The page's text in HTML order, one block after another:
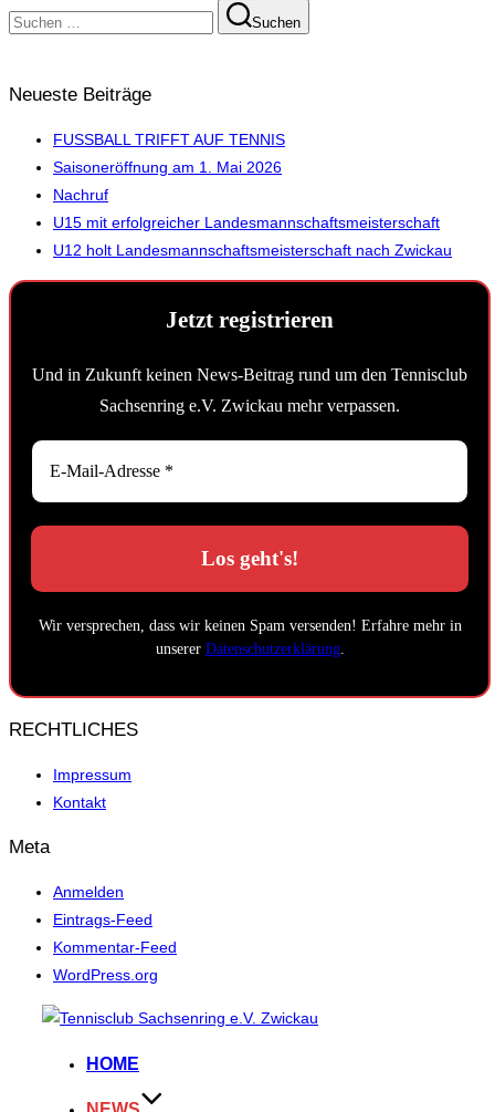
Suchen
nach:
Suchen
Neueste Beiträge
FUSSBALL TRIFFT AUF TENNIS
Saisoneröffnung am 1. Mai 2026
Nachruf
U15 mit erfolgreicher Landesmannschaftsmeisterschaft
U12 holt Landesmannschaftsmeisterschaft nach Zwickau
Jetzt registrieren
Und in Zukunft keinen News-Beitrag rund um den Tennisclub
Sachsenring e.V. Zwickau mehr verpassen.
Wir versprechen, dass wir keinen Spam versenden! Erfahre mehr in
unserer Datenschutzerklärung.
RECHTLICHES
Impressum
Kontakt
Meta
Anmelden
Eintrags-Feed
Kommentar-Feed
WordPress.org
HOME